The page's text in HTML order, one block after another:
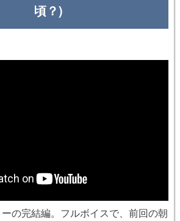
頃？)
の完結編。フルボイスで、前回の朝